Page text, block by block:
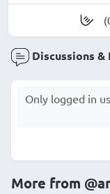
Discussions &
More from